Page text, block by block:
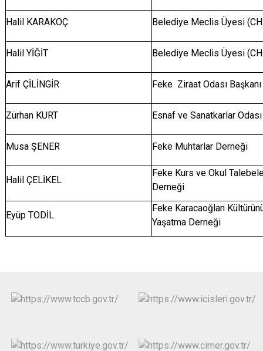
Halil KARAKOÇ Belediye Meclis Üyesi
Halil YİĞİT Belediye Meclis Üyesi
Arif ÇİLİNGİR Feke Ziraat Odası Başkanı
Zürhan KURT Esnaf ve Sanatkarlar Odası
Musa ŞENER Feke Muhtarlar Derneği
Halil ÇELİKEL
Feke Kurs ve Okul
Derneği
Eyüp TODİL
Feke Karacaoğlan
Yaşatma Derneği